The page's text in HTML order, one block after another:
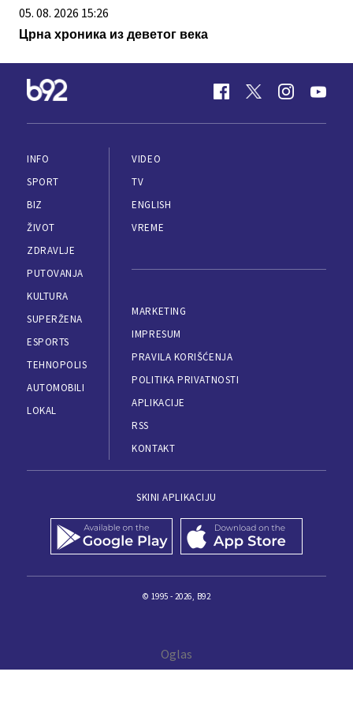
05. 08. 2026 15:26
Црна хроника из деветог века
INFO
SPORT
BIZ
ŽIVOT
ZDRAVLJE
PUTOVANJA
KULTURA
SUPERŽENA
ESPORTS
TEHNOPOLIS
AUTOMOBILI
LOKAL
VIDEO
TV
ENGLISH
VREME
MARKETING
IMPRESUM
PRAVILA KORIŠĆENJA
POLITIKA PRIVATNOSTI
APLIKACIJE
RSS
KONTAKT
SKINI APLIKACIJU
© 1995 - 2026, B92